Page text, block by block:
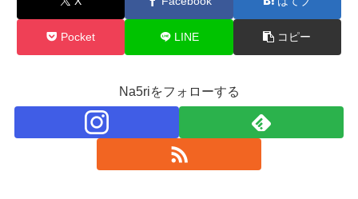
Pocket LINE コピー
Na5riをフォローする